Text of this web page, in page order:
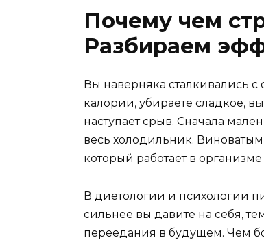
Почему чем
Разбираем
Вы наверняка сталкивались
калории, убираете сладкое,
наступает срыв. Сначала
весь холодильник. Виноватым
который работает в
В диетологии и психологии
сильнее вы давите на себя,
переедания в будущем. Чем